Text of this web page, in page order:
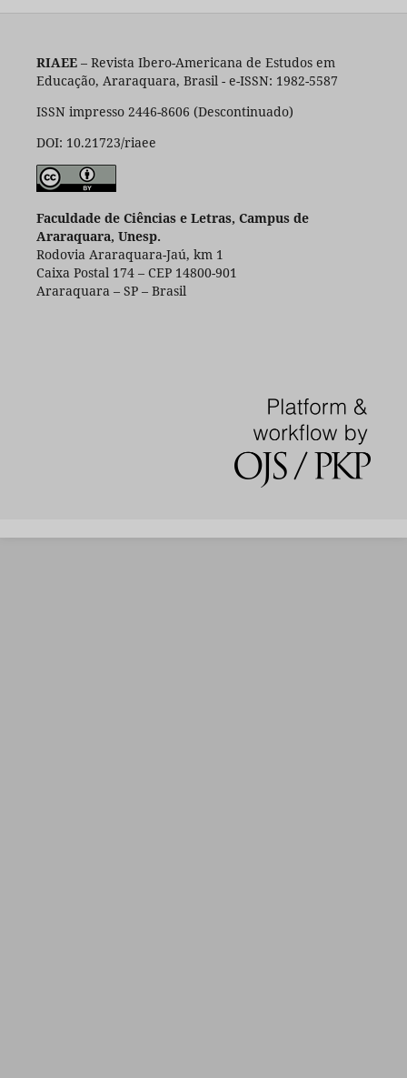
RIAEE– Revista Ibero-Americana de Estudos em
Educação, Araraquara, Brasil - e-ISSN: 1982-5587
ISSN impresso 2446-8606 (Descontinuado)
DOI: 10.21723/riaee
Faculdade de Ciências e Letras, Campus de
Araraquara, Unesp.
Rodovia Araraquara-Jaú, km 1
Caixa Postal 174 – CEP 14800-901
Araraquara – SP – Brasil